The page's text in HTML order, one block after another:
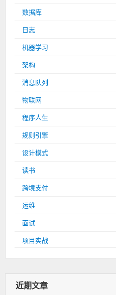
数据库
日志
机器学习
架构
消息队列
物联网
程序人生
规则引擎
设计模式
读书
跨境支付
运维
面试
项目实战
近期文章